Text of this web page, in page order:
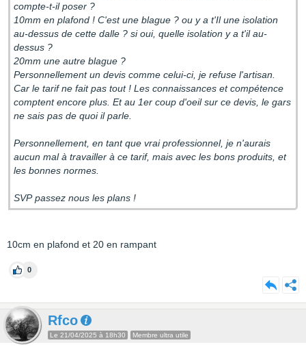
compte-t-il poser ?
10mm en plafond ! C'est une blague ? ou y a t'Il une isolation
au-dessus de cette dalle ? si oui, quelle isolation y a t'il au-
dessus ?
20mm une autre blague ?
Personnellement un devis comme celui-ci, je refuse l'artisan.
Car le tarif ne fait pas tout ! Les connaissances et compétence
comptent encore plus. Et au 1er coup d'oeil sur ce devis, le gars
ne sais pas de quoi il parle.
Personnellement, en tant que vrai professionnel, je n'aurais
aucun mal à travailler à ce tarif, mais avec les bons produits, et
les bonnes normes.
SVP passez nous les plans !
10cm en plafond et 20 en rampant
0
Rfco
Le 21/04/2025 à 18h30 Membre ultra utile